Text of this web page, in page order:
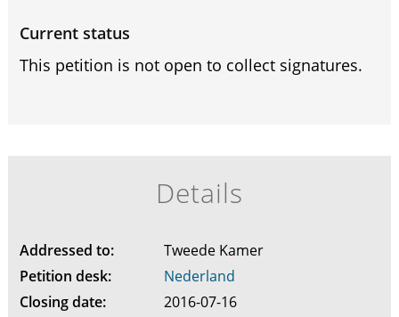
Current status
This petition is not open to collect signatures.
Details
Addressed to:
Tweede Kamer
Petition desk:
Nederland
Closing date:
2016-07-16